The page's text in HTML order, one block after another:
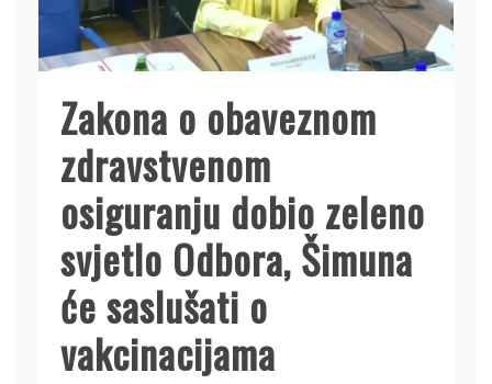
Zakona o obaveznom
zdravstvenom
osiguranju dobio zeleno
svjetlo Odbora, Šimuna
će saslušati o
vakcinacijama